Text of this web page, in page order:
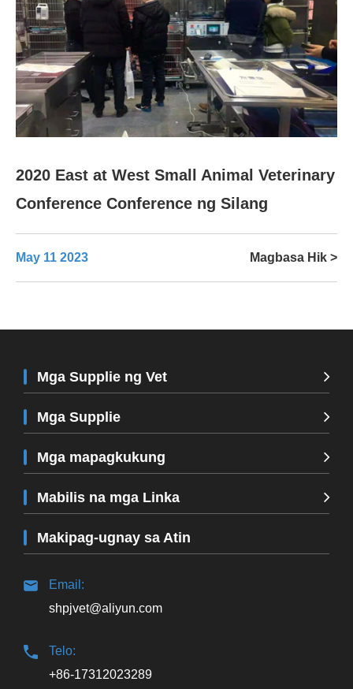
2020 East at West Small Animal Veterinary
Conference Conference ng Silang
May 11 2023 Magbasa Hik >
Mga Supplie ng Vet
Mga Supplie
Mga mapagkukung
Mabilis na mga Linka
Makipag-ugnay sa Atin
Email:
shpjvet@aliyun.com
Telo:
+86-17312023289